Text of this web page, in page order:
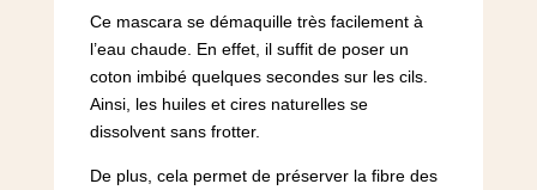
Ce mascara se démaquille très facilement à
l’eau chaude. En effet, il suffit de poser un
coton imbibé quelques secondes sur les cils.
Ainsi, les huiles et cires naturelles se
dissolvent sans frotter.
De plus, cela permet de préserver la fibre des